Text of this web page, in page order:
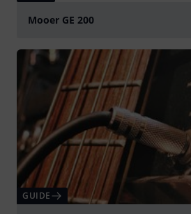
Mooer GE 200
GUIDE